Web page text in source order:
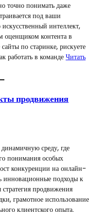
точно понимать даже
под ваши
интеллект,
оценщиком контента в
по старинке, рискуете
работать в команде Читать
продвижения
среду, где
понимания особых
конкуренции на онлайн-
инновационные подходы к
продвижения
грамотное использование
клиентского опыта.